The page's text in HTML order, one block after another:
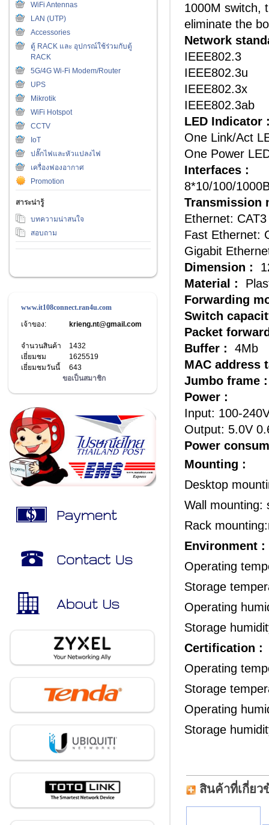
WiFi Antennas
LAN (UTP)
Accessories
ตู้ RACK และ อุปกรณ์ใช้ร่วมกับตู้
RACK
5G/4G Wi-Fi Modem/Router
UPS
Mikrotik
WiFi Hotspot
CCTV
IoT
ปลั๊กไฟและหัวแปลงไฟ
เครื่องฟองอากาศ
Promotion
สาระน่ารู้
บทความน่าสนใจ
สอบถาม
www.it108connect.ran4u.com
เจ้าของ:
krieng.nt@gmail.com
จำนวนสินค้า
1432
เยี่ยมชม
1625519
เยี่ยมชมวันนี้
643
ขอเป็นสมาชิก
1000M switch,
eliminate the
Network
IEEE802.3
IEEE802.3u
IEEE802.3x
IEEE802.3ab
LED Indicator
One Link/Act
One Power
Interfaces :
8*10/100/
Transmission
Ethernet:
Fast Ethernet:
Gigabit
Dimension :
Material :
Forwarding
Switch
Packet
Buffer : 4Mb
MAC
Jumbo
Power :
Input: 100-
Output: 5.0V
Power
Mounting :
Desktop
Wall mounting:
Rack
Environment :
Operating
Storage
Operating
Storage
Certification :
Operating
Storage
Operating
Storage
สินค้าที่เกี่ยว